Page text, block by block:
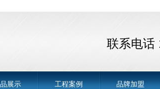
展示 工程案例 品牌加盟
联系电话